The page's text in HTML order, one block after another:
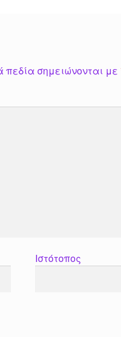
πεδία σημειώνονται με
Ιστότοπος